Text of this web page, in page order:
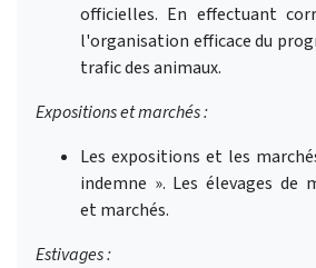
officielles. En effectuant
l'organisation efficace du
trafic des animaux.
Expositions et marchés :
Les expositions et les
indemne ». Les élevages de
et marchés.
Estivages :